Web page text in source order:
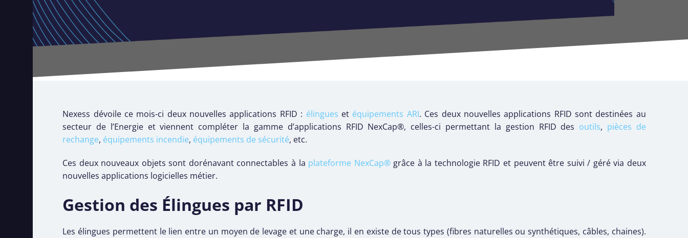
Nexess dévoile ce mois-ci deux nouvelles applications RFID : élingues et équipements ARI. Ces deux nouvelles applications RFID sont destinées au
secteur de l’Energie et viennent compléter la gamme d’applications RFID NexCap®, celles-ci permettant la gestion RFID des outils, pièces de
rechange, équipements incendie, équipements de sécurité, etc.
Ces deux nouveaux objets sont dorénavant connectables à la plateforme NexCap®grâce à la technologie RFID et peuvent être suivi / géré via deux
nouvelles applications logicielles métier.
Gestion des Élingues par RFID
Les élingues permettent le lien entre un moyen de levage et une charge, il en existe de tous types (fibres naturelles ou synthétiques, câbles, chaines).